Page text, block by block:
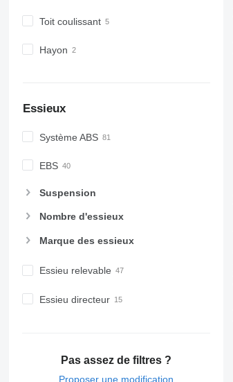
Toit coulissant
Hayon
Essieux
Système ABS
EBS
Suspension
Nombre d'essieux
Marque des essieux
Essieu relevable
Essieu directeur
Pas assez de filtres ?
Proposer une modification